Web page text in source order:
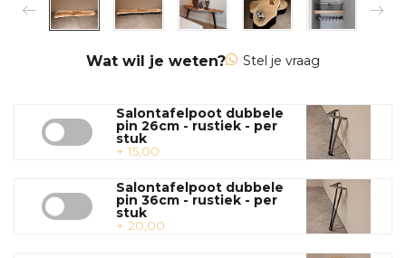
Wat wil je weten? Stel je vraag
Salontafelpoot dubbele
pin 26cm - rustiek - per
stuk
+ 15,00
Salontafelpoot dubbele
pin 36cm - rustiek - per
stuk
+ 20,00